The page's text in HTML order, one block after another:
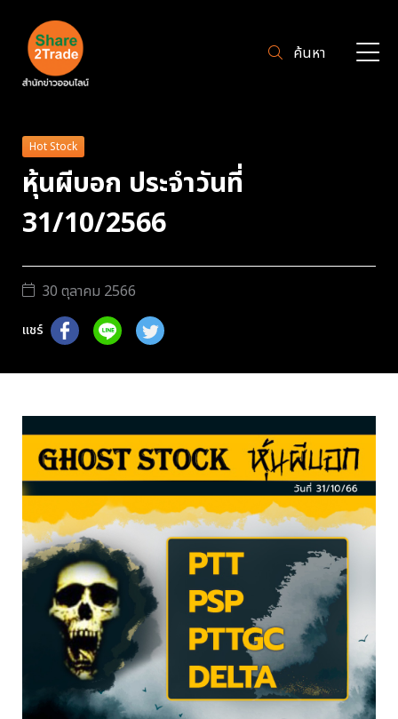
ค้นหา
Hot Stock
หุ้นผีบอก ประจำวันที่
31/10/2566
30 ตุลาคม 2566
แชร์